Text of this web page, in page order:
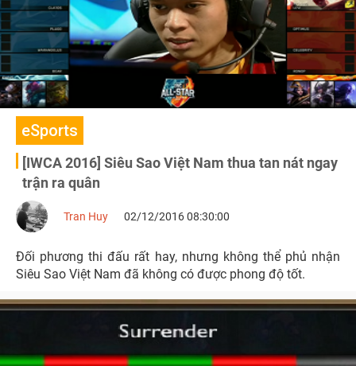
eSports
[IWCA 2016] Siêu Sao Việt Nam thua tan nát ngay
trận ra quân
Tran Huy 02/12/2016 08:30:00
Đối phương thi đấu rất hay, nhưng không thể phủ nhận
Siêu Sao Việt Nam đã không có được phong độ tốt.